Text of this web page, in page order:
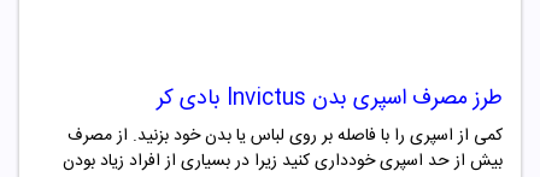
طرز مصرف اسپری بدن Invictus بادی کر
کمی از اسپری را با فاصله بر روی لباس یا بدن خود بزنید. از مصرف
بیش از حد اسپری خودداری کنید زیرا در بسیاری از افراد زیاد بودن